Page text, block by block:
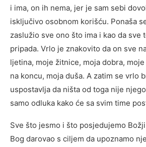
i ima, on ih nema, jer je sam sebi
isključivo osobnom korišću. Ponaša
zaslužio sve ono što ima i kao da sve
pripada. Vrlo je znakovito da on sve
ljetina, moje žitnice, moja dobra,
na koncu, moja duša. A zatim se vrlo
uspostavlja da ništa od toga nije
samo odluka kako će sa svim time
Sve što jesmo i što posjedujemo
Bog darovao s ciljem da upoznamo